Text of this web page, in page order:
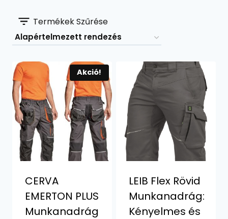
Termékek Szűrése
Akció!
CERVA
EMERTON PLUS
Munkanadrág
LEIB Flex Rövid
Munkanadrág:
Kényelmes és